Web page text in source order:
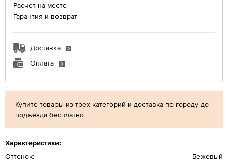
Купите товары из трех категорий и доставка по городу до
подъезда бесплатно
Характеристики:
Оттенок:
Бежевый
Расчет на месте
Гарантия и возврат
Доставка
Оплата